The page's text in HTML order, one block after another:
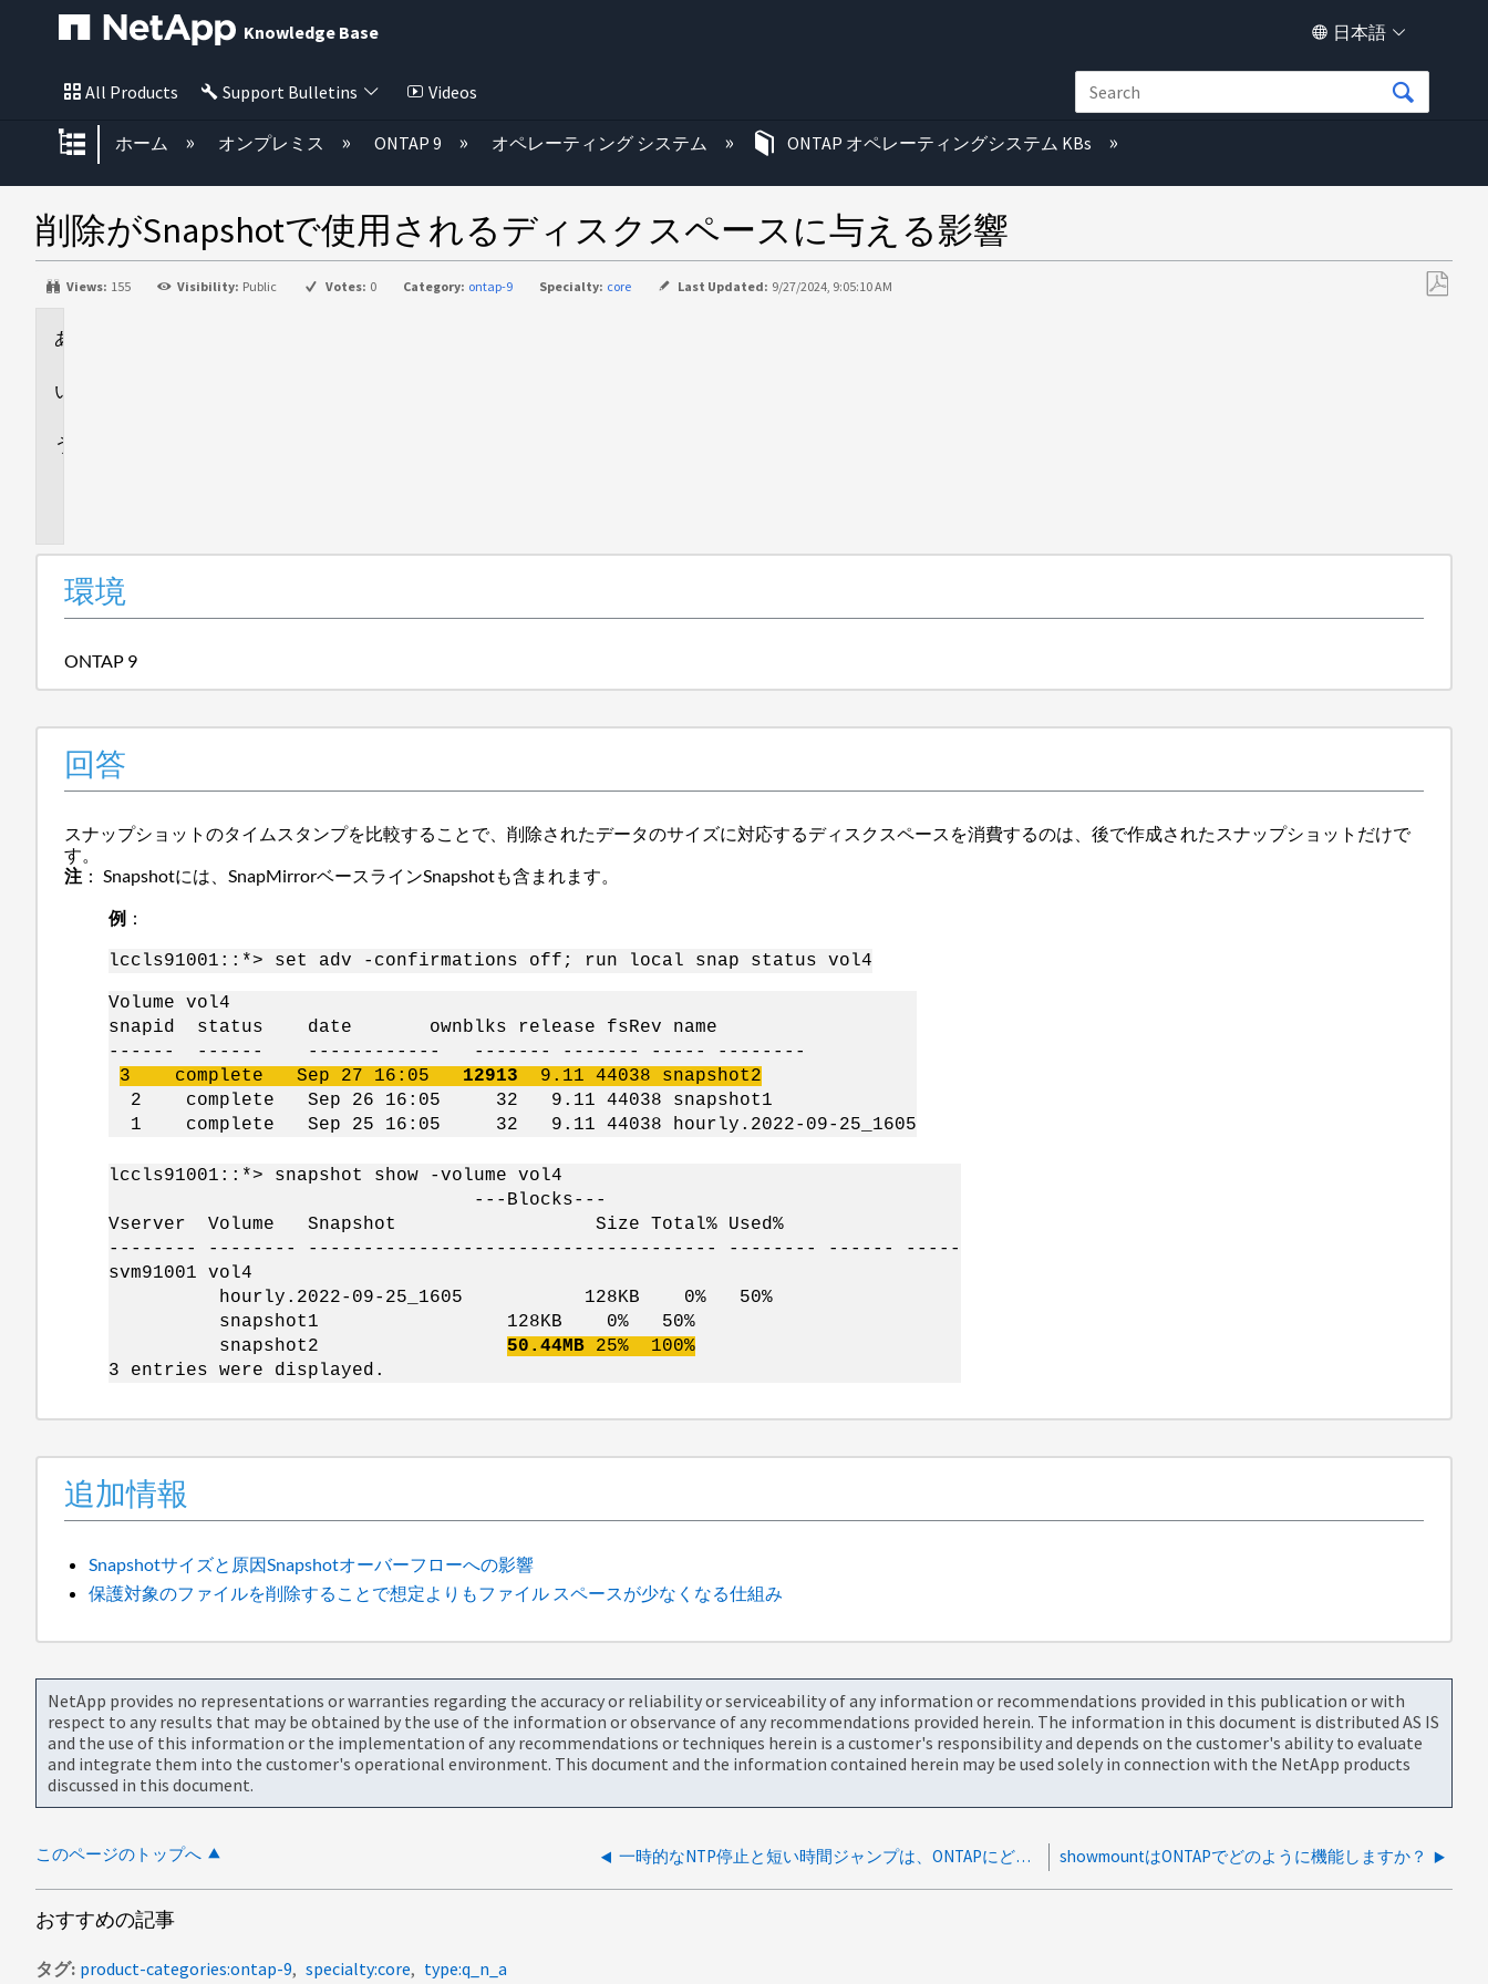
Knowledge Base 日本語
All Products Support Bulletins Videos
グローバル階層を展開/折りたたむ
ホーム オンプレミス ONTAP 9 オペレーティング システム ONTAP オペレーティングシステム KBs
削除がSnapshotで使用されるディスクスペースに与える影響
Views: 155 Visibility: Public Votes: 0 Category: ontap-9 Specialty: core Last Updated: 9/27/2024, 9:05:10 AM
環境
ONTAP 9
回答
スナップショットのタイムスタンプを比較することで、削除されたデータのサイズに対応するディスクスペースを消費するのは、後で作成されたスナップショットだけで
す。
注 ： Snapshotには、SnapMirrorベースラインSnapshotも含まれます。
例 ：
lccls91001::*> set adv -confirmations off; run local snap status vol4
Volume vol4
snapid status date ownblks release fsRev name
------ ------ ------------ ------- ------- ----- --------
3 complete Sep 27 16:05 12913 9.11 44038 snapshot2
2 complete Sep 26 16:05 32 9.11 44038 snapshot1
1 complete Sep 25 16:05 32 9.11 44038 hourly.2022-09-25_1605
lccls91001::*> snapshot show -volume vol4
---Blocks---
Vserver Volume Snapshot Size Total% Used%
-------- -------- ------------------------------------- -------- ------ -----
svm91001 vol4
hourly.2022-09-25_1605 128KB 0% 50%
snapshot1 128KB 0% 50%
snapshot2 50.44MB 25% 100%
3 entries were displayed.
追加情報
Snapshotサイズと原因Snapshotオーバーフローへの影響
保護対象のファイルを削除することで想定よりもファイル スペースが少なくなる仕組み
NetApp provides no representations or warranties regarding the accuracy or reliability or serviceability of any information or recommendations provided in this publication or with
respect to any results that may be obtained by the use of the information or observance of any recommendations provided herein. The information in this document is distributed AS IS
and the use of this information or the implementation of any recommendations or techniques herein is a customer's responsibility and depends on the customer's ability to evaluate
and integrate them into the customer's operational environment. This document and the information contained herein may be used solely in connection with the NetApp products
discussed in this document.
このページのトップへ 一時的なNTP停止と短い時間ジャンプは、ONTAPにどのような影響を与えますか？ showmountはONTAPでどのように機能しますか？
おすすめの記事
タグ product-categories:ontap-9 specialty:core type:q_n_a